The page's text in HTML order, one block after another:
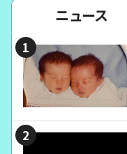
ニュース